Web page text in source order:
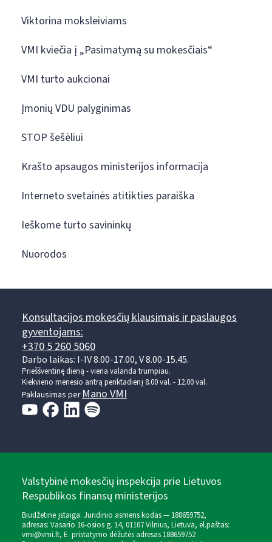
Viktorina moksleiviams
VMI kviečia į „Pasimatymą su mokesčiais“
VMI turto aukcionai
Įmonių VDU palyginimas
STOP šešėliui
Krašto apsaugos ministerijos informacija
Interneto svetainės atitikties paraiška
Ieškome turto savininkų
Nuorodos
Konsultacijos mokesčių klausimais ir paslaugos
gyventojams:
+370 5 260 5060
Darbo laikas: I-IV 8.00-17.00, V 8.00-15.45.
Prieššventinę dieną - viena valanda trumpiau.
Kiekvieno mėnesio antrą penktadienį 8.00 val. - 12.00 val.
Paklausimas perMano VMI
Valstybinė mokesčių inspekcija prie Lietuvos
Respublikos finansų ministerijos
Biudžetinė įstaiga. Juridinio asmens kodas — 188659752,
adresas: Vasario 16-osios g. 14, 01107 Vilnius, Lietuva, el.paštas:
vmi@vmi.lt, E. pristatymo dėžutės adresas 188659752